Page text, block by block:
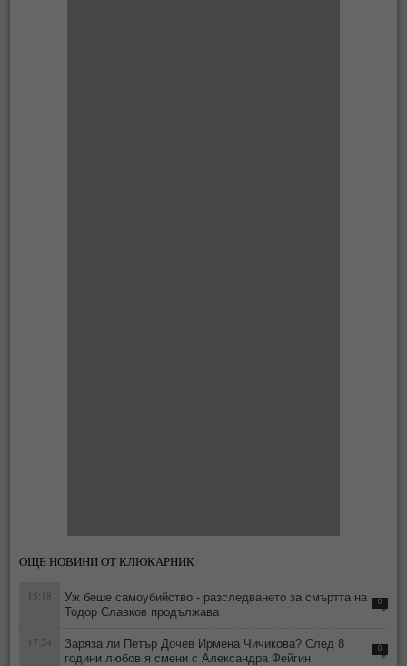
ОЩЕ НОВИНИ ОТ КЛЮКАРНИК
13:18
Уж беше самоубийство - разследването за смъртта на
Тодор Славков продължава
0
17:24
Заряза ли Петър Дочев Ирмена Чичикова? След 8
години любов я смени с Александра Фейгин
0